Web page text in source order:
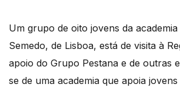
Um grupo de oito jovens da
Semedo, de Lisboa, está de visita à
apoio do Grupo Pestana e de outras
se de uma academia que apoia